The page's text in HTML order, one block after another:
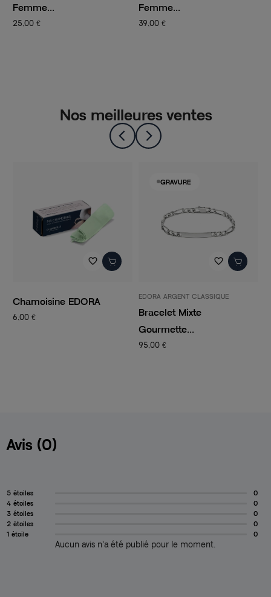
Femme...
25,00 €
Femme...
39,00 €
Nos meilleures ventes
favorite_border
Chamoisine EDORA
6,00 €
GRAVURE
favorite_border
EDORA ARGENT CLASSIQUE
Bracelet Mixte
Gourmette...
95,00 €
Avis (0)
5 étoiles
0
4 étoiles
0
3 étoiles
0
2 étoiles
0
1 étoile
0
Aucun avis n'a été publié pour le moment.